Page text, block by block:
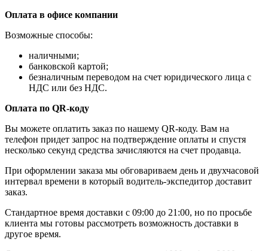
Оплата в офисе компании
Возможные способы:
наличными;
банковской картой;
безналичным переводом на счет юридического лица с
НДС или без НДС.
Оплата по QR-коду
Вы можете оплатить заказ по нашему QR-коду. Вам на
телефон придет запрос на подтверждение оплаты и спустя
несколько секунд средства зачисляются на счет продавца.
При оформлении заказа мы обговариваем день и двухчасовой
интервал времени в который водитель-экспедитор доставит
заказ.
Стандартное время доставки с 09:00 до 21:00, но по просьбе
клиента мы готовы рассмотреть возможность доставки в
другое время.